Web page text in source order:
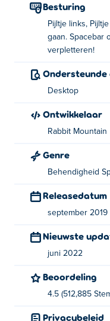
Besturing
Pijltje links,
gaan. Spacebar
verpletteren!
Desktop
Ontwikkelaar
Rabbit Mountain
Genre
Behendigheid
Releasedatum
september 2019
Nieuwste
juni 2022
Beoordeling
4.5 (512,885
Privacybeleid